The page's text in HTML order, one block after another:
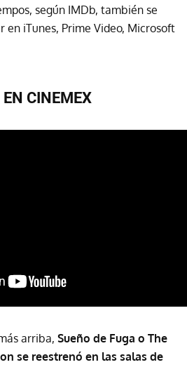
según IMDb, también se
en iTunes, Prime Video, Microsoft
CINEMEX
arriba, Sueño de Fuga o The
se reestrenó en las salas de